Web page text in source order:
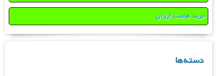
خرید هاست ارزان
دسته‌ها